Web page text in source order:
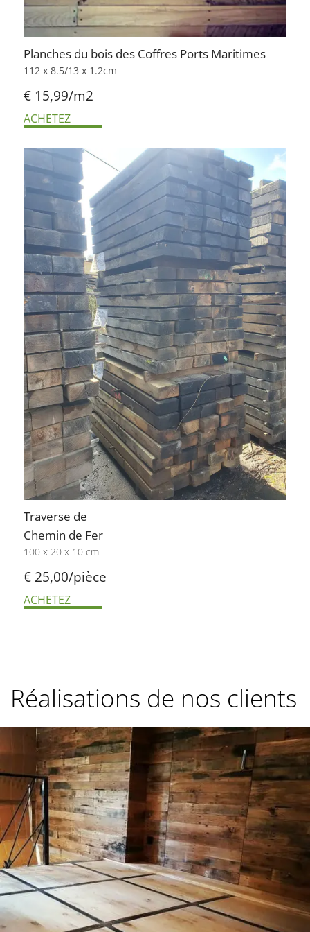
Planches du bois des Coffres Ports Maritimes
112 x 8.5/13 x 1.2cm
€ 15,99/m2
ACHETEZ
Traverse de
Chemin de Fer
100 x 20 x 10 cm
€ 25,00/pièce
ACHETEZ
Réalisations de nos clients